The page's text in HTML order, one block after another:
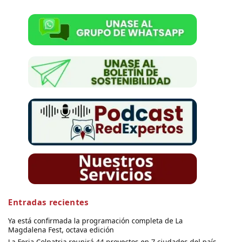
Entradas recientes
Ya está confirmada la programación completa de La
Magdalena Fest, octava edición